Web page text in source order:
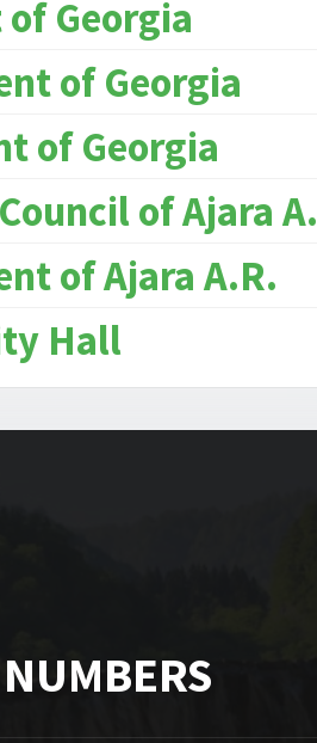
Georgia
of Georgia
of Georgia
of Ajara
of Ajara A.R.
Hall